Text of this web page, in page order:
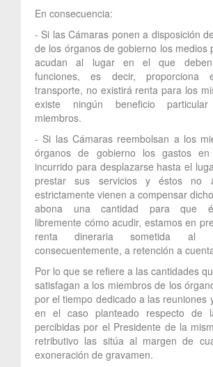
En consecuencia:
- Si las Cámaras ponen a disposición
de los órganos de gobierno los medios
acudan al lugar en el que
funciones, es decir,
transporte, no existirá renta para los
existe ningún beneficio
miembros.
- Si las Cámaras reembolsan a los
órganos de gobierno los gastos
incurrido para desplazarse hasta el
prestar sus servicios y éstos no
estrictamente vienen a compensar
abona una cantidad para que
libremente cómo acudir, estamos en
renta dineraria sometida al
consecuentemente, a retención a
Por lo que se refiere a las cantidades
satisfagan a los miembros de los
por el tiempo dedicado a las reuniones
en el caso planteado respecto de
percibidas por el Presidente de la
retributivo las sitúa al margen de
exoneración de gravamen.